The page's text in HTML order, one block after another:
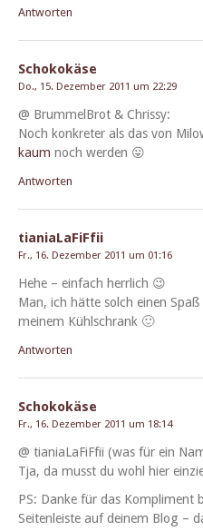
Antworten
Schokokäse
Do., 15. Dezember 2011 um 22:29
@ Brum­mel­Brot & Chrissy:
Noch konkreter als das von
kaum noch werden 😛
Antworten
tianiaLaFiFfii
Fr., 16. Dezember 2011 um 01:16
Hehe – ein­fach herrlich 😉
Man, ich hätte solch einen
meinem Kühlschrank 🙂
Antworten
Schokokäse
Fr., 16. Dezember 2011 um 18:14
@ tia­niaLaFiF­fii (was für ein
Tja, da musst du wohl hier
PS: Danke für das Kom­pli­ment
Seit­en­leiste auf deinem Blog –